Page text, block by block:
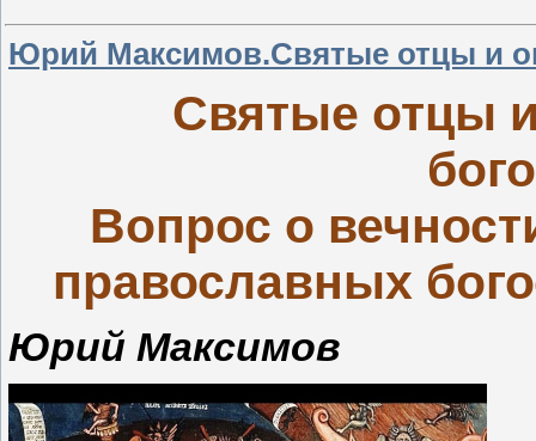
Юрий Максимов.Святые отцы и
Святые отцы
Вопрос о
православных
Юрий Максимов